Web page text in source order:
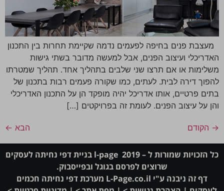
מעצבת פנים בחיפה לפעמים נדמה שקיימת תחרות בין התכנון
האדריכלי ועיצוב הפנים, אבל למעשה מדובר בשתי גישות
משלימות או אם תרצו שני שלבים בתהליך אחד. תהליך שמטרתו
להפוך דירה לבית. לעתים, כמו שקורה פעמים רבות בתכנון של
בתים פרטיים, אותו אדריכל יהיה מופקד הן על התכנון האדריכלי
והן על עיצוב הפנים. לעומת זה בפרויקטים […]
→ הקודם הבא ←
כל הזכויות שמורות ל – l-page 2019 בניית דפי נחיתה לעסקים
שרוצים לפרסם בגוגל ובפייסבוק.
דף זה ניבנה ע"י L-Page.co.il מערכתדפי נחיתה חכמים